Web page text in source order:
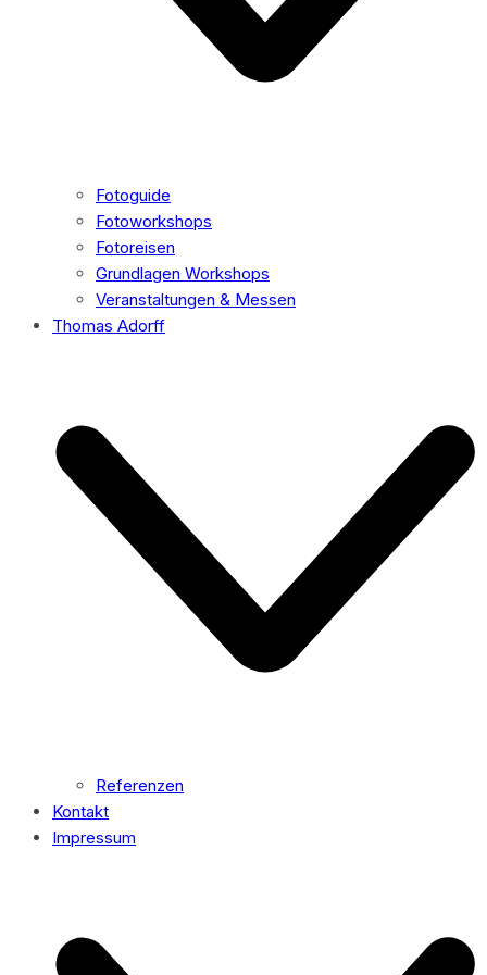
Fotoguide
Fotoworkshops
Fotoreisen
Grundlagen Workshops
Veranstaltungen & Messen
Thomas Adorff
Referenzen
Kontakt
Impressum